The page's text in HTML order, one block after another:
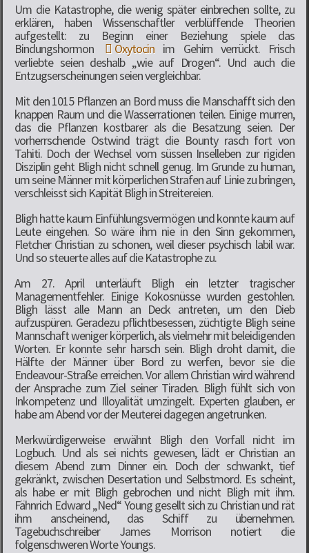
Um die Katastrophe, die wenig später einbrechen sollte, zu
erklären, haben Wissenschaftler verblüffende Theorien
aufgestellt: zu Beginn einer Beziehung spiele das
Bindungshormon
Oxytocinim Gehirn verrückt. Frisch
verliebte seien deshalb „wie auf Drogen“. Und auch die
Entzugserscheinungen seien vergleichbar.
Mit den 1015 Pflanzen an Bord muss die Manschafft sich den
knappen Raum und die Wasserrationen teilen. Einige murren,
das die Pflanzen kostbarer als die Besatzung seien. Der
vorherrschende Ostwind trägt die Bounty rasch fort von
Tahiti. Doch der Wechsel vom süssen Inselleben zur rigiden
Disziplin geht Bligh nicht schnell genug. Im Grunde zu human,
um seine Männer mit körperlichen Strafen auf Linie zu bringen,
verschleisst sich Kapität Bligh in Streitereien.
Bligh hatte kaum Einfühlungsvermögen und konnte kaum auf
Leute eingehen. So wäre ihm nie in den Sinn gekommen,
Fletcher Christian zu schonen, weil dieser psychisch labil war.
Und so steuerte alles auf die Katastrophe zu.
Am 27. April unterläuft Bligh ein letzter tragischer
Managementfehler. Einige Kokosnüsse wurden gestohlen.
Bligh lässt alle Mann an Deck antreten, um den Dieb
aufzuspüren. Geradezu pflichtbesessen, züchtigte Bligh seine
Mannschaft weniger körperlich, als vielmehr mit beleidigenden
Worten. Er konnte sehr harsch sein. Bligh droht damit, die
Hälfte der Männer über Bord zu werfen, bevor sie die
Endeavour-Straße erreichen. Vor allem Christian wird während
der Ansprache zum Ziel seiner Tiraden. Bligh fühlt sich von
Inkompetenz und Illoyalität umzingelt. Experten glauben, er
habe am Abend vor der Meuterei dagegen angetrunken.
Merkwürdigerweise erwähnt Bligh den Vorfall nicht im
Logbuch. Und als sei nichts gewesen, lädt er Christian an
diesem Abend zum Dinner ein. Doch der schwankt, tief
gekränkt, zwischen Desertation und Selbstmord. Es scheint,
als habe er mit Bligh gebrochen und nicht Bligh mit ihm.
Fähnrich Edward „Ned“ Young gesellt sich zu Christian und rät
ihm anscheinend, das Schiff zu übernehmen.
Tagebuchschreiber James Morrison notiert die
folgenschweren Worte Youngs.